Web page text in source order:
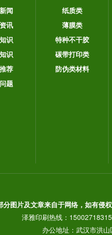
闻
讯
识
识
荐
题
纸质类
薄膜类
特种不干胶
碳带打印类
防伪类材料
分图片及文章来自于网络，如有侵
泽雅印刷热线：
办公地址：武汉市洪